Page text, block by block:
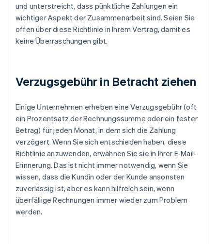
und unterstreicht, dass pünktliche Zahlungen ein
wichtiger Aspekt der Zusammenarbeit sind. Seien Sie
offen über diese Richtlinie in Ihrem Vertrag, damit es
keine Überraschungen gibt.
Verzugsgebühr in Betracht ziehen
Einige Unternehmen erheben eine Verzugsgebühr (oft
ein Prozentsatz der Rechnungssumme oder ein fester
Betrag) für jeden Monat, in dem sich die Zahlung
verzögert. Wenn Sie sich entschieden haben, diese
Richtlinie anzuwenden, erwähnen Sie sie in Ihrer E-Mail-
Erinnerung. Das ist nicht immer notwendig, wenn Sie
wissen, dass die Kundin oder der Kunde ansonsten
zuverlässig ist, aber es kann hilfreich sein, wenn
überfällige Rechnungen immer wieder zum Problem
werden.